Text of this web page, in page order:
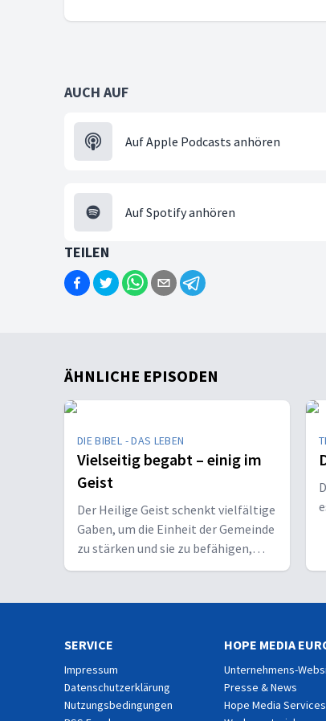
AUCH AUF
Auf Apple Podcasts anhören
Auf Spotify anhören
TEILEN
ÄHNLICHE EPISODEN
DIE BIBEL - DAS LEBEN
Vielseitig begabt – einig im
Geist
Der Heilige Geist schenkt vielfältige
Gaben, um die Einheit der Gemeinde
zu stärken und sie zu befähigen,
Christus vor den Menschen zu
SERVICE
Impressum
Datenschutzerklärung
Nutzungsbedingungen
HOPE MEDIA
Unternehmens-
Presse & News
Hope Media Services